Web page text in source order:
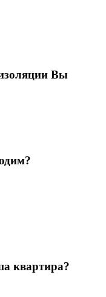
Вы
квартира?